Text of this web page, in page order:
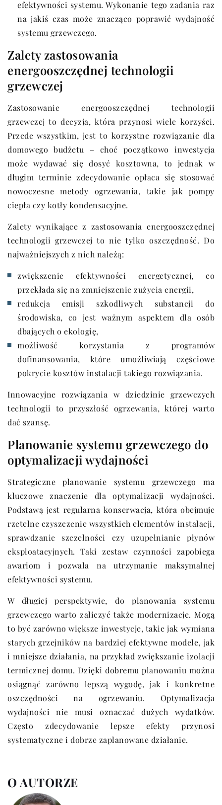
efektywności systemu. Wykonanie tego zadania raz
na jakiś czas może znacząco poprawić wydajność
systemu grzewczego.
Zalety zastosowania
energooszczędnej technologii
grzewczej
Zastosowanie energooszczędnej technologii
grzewczej to decyzja, która przynosi wiele korzyści.
Przede wszystkim, jest to korzystne rozwiązanie dla
domowego budżetu – choć początkowo inwestycja
może wydawać się dosyć kosztowna, to jednak w
długim terminie zdecydowanie opłaca się stosować
nowoczesne metody ogrzewania, takie jak pompy
ciepła czy kotły kondensacyjne.
Zalety wynikające z zastosowania energooszczędnej
technologii grzewczej to nie tylko oszczędność. Do
najważniejszych z nich należą:
zwiększenie efektywności energetycznej, co
przekłada się na zmniejszenie zużycia energii,
redukcja emisji szkodliwych substancji do
środowiska, co jest ważnym aspektem dla osób
dbających o ekologię,
możliwość korzystania z programów
dofinansowania, które umożliwiają częściowe
pokrycie kosztów instalacji takiego rozwiązania.
Innowacyjne rozwiązania w dziedzinie grzewczych
technologii to przyszłość ogrzewania, której warto
dać szansę.
Planowanie systemu grzewczego do
optymalizacji wydajności
Strategiczne planowanie systemu grzewczego ma
kluczowe znaczenie dla optymalizacji wydajności.
Podstawą jest regularna konserwacja, która obejmuje
rzetelne czyszczenie wszystkich elementów instalacji,
sprawdzanie szczelności czy uzupełnianie płynów
eksploatacyjnych. Taki zestaw czynności zapobiega
awariom i pozwala na utrzymanie maksymalnej
efektywności systemu.
W długiej perspektywie, do planowania systemu
grzewczego warto zaliczyć także modernizacje. Mogą
to być zarówno większe inwestycje, takie jak wymiana
starych grzejników na bardziej efektywne modele, jak
i mniejsze działania, na przykład zwiększanie izolacji
termicznej domu. Dzięki dobremu planowaniu można
osiągnąć zarówno lepszą wygodę, jak i konkretne
oszczędności na ogrzewaniu. Optymalizacja
wydajności nie musi oznaczać dużych wydatków.
Często zdecydowanie lepsze efekty przynosi
systematyczne i dobrze zaplanowane działanie.
O AUTORZE